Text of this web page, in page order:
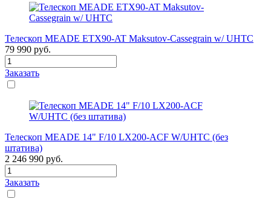
Телескоп MEADE ETX90-AT Maksutov-Cassegrain w/ UHTC
79 990 руб.
Заказать
Телескоп MEADE 14" F/10 LX200-ACF W/UHTC (без
штатива)
2 246 990 руб.
Заказать